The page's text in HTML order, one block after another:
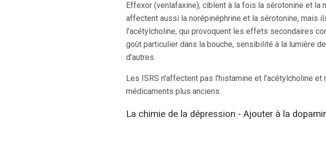
Effexor (venlafaxine), ciblent à la fois la sérotonine et la
affectent aussi la norépinéphrine et la sérotonine, mais
l'acétylcholine, qui provoquent les effets secondaires
goût particulier dans la bouche, sensibilité à la lumière
d'autres.
Les ISRS n'affectent pas l'histamine et l'acétylcholine
médicaments plus anciens.
La chimie de la dépression - Ajouter à la